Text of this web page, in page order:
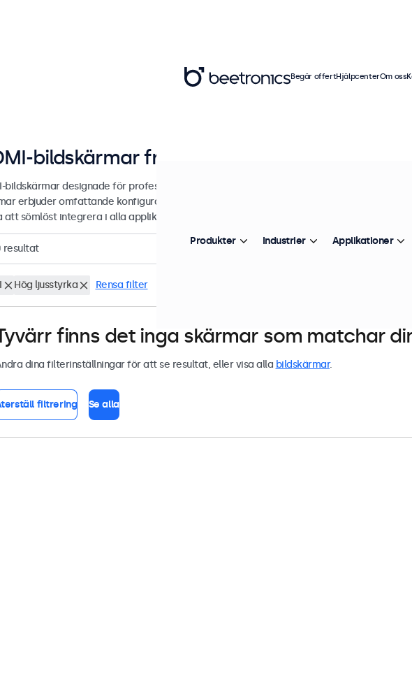
bildskärmar från 7 till 32 tum
bildskärmar designade för professionella applikationer och kontinuerlig användning. Våra
erbjuder omfattande konfigurationsalternativ och mångsidiga monteringsalternativ,
att sömlöst integrera i alla applikationer och miljöer.
resultat
Hög ljusstyrka Rensa filter
finns det inga skärmar som matchar
dina filterinställningar för att se resultat, eller visa alla bildskärmar.
filtrering Se alla
Begär offertHjälpcenterOm oss
Produkter Industrier Applikationer